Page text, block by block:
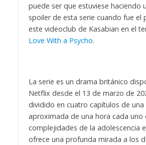
puede ser que estuviese haciendo
spoiler de esta serie cuando fue el
este videoclub de Kasabian en el
Love With a Psycho.
La serie es un drama británico
Netflix desde el 13 de marzo de
dividido en cuatro capítulos de una
aproximada de una hora cada uno
complejidades de la adolescencia
ofrece una profunda mirada a los